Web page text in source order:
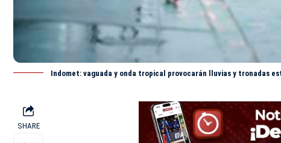
Indomet: vaguada y onda tropical provocarán lluvias y tronadas
SHARE